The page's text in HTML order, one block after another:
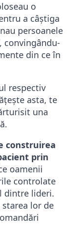
o
a câștiga
persoanele
convingându-
din ce în
respectiv
asta, te
una
construirea
prin
oamenii
controlate
dintre lideri.
lor de